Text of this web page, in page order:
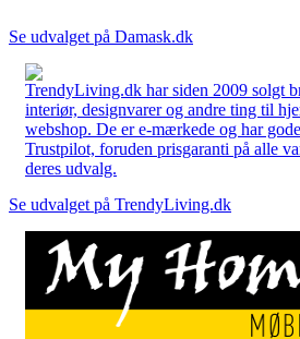
Se udvalget på Damask.dk
TrendyLiving.dk har siden 2009 solgt
interiør, designvarer og andre ting til
webshop. De er e-mærkede og har
Trustpilot, foruden prisgaranti på alle
deres udvalg.
Se udvalget på TrendyLiving.dk